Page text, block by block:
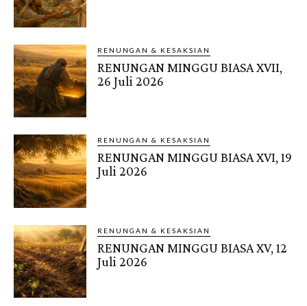
RENUNGAN & KESAKSIAN
RENUNGAN MINGGU BIASA XVII,
26 Juli 2026
RENUNGAN & KESAKSIAN
RENUNGAN MINGGU BIASA XVI, 19
Juli 2026
RENUNGAN & KESAKSIAN
RENUNGAN MINGGU BIASA XV, 12
Juli 2026